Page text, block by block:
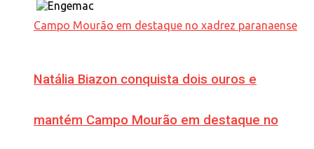
Natália Biazon conquista dois ouros e
mantém Campo Mourão em destaque no